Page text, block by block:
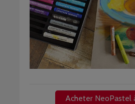
Acheter NeoPastel